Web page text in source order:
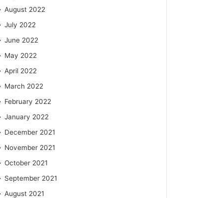
August 2022
July 2022
June 2022
May 2022
April 2022
March 2022
February 2022
January 2022
December 2021
November 2021
October 2021
September 2021
August 2021